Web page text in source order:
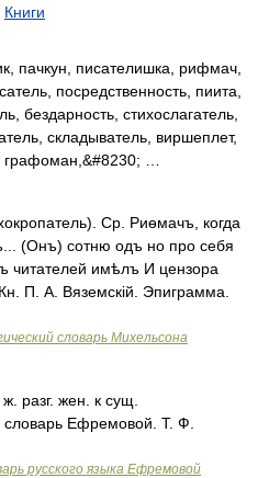
Книги
пачкун, писателишка, рифмач,
посредственность, пиита,
бездарность, стихослагатель,
складыватель, виршеплет,
графоман,&#8230; …
Ср. Риѳмачъ, когда
(Онъ) сотню одъ но про себя
читателей имѣлъ И цензора
П. А. Вяземскій. Эпиграмма.
словарь Михельсона
разг. жен. к сущ.
словарь Ефремовой. Т. Ф.
русского языка Ефремовой